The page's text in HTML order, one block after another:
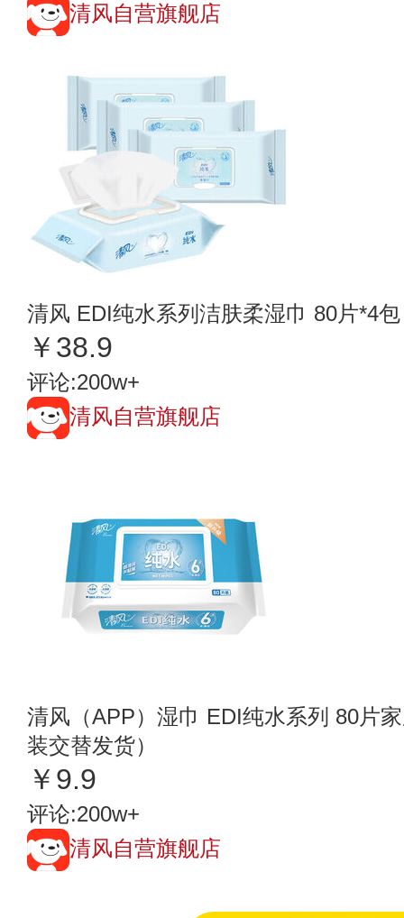
清风自营旗舰店
清风 EDI纯水系列洁肤柔湿巾 80片*4包
￥38.9
评论:200w+
清风自营旗舰店
清风（APP）湿巾 EDI纯水系列 80片
装交替发货）
￥9.9
评论:200w+
清风自营旗舰店